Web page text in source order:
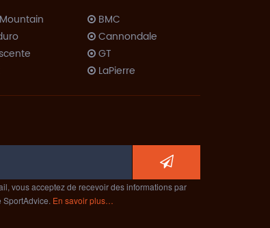
BMC
Cannondale
GT
LaPierre
Specialized
Trek
vous acceptez de recevoir des informations par
En savoir plus…